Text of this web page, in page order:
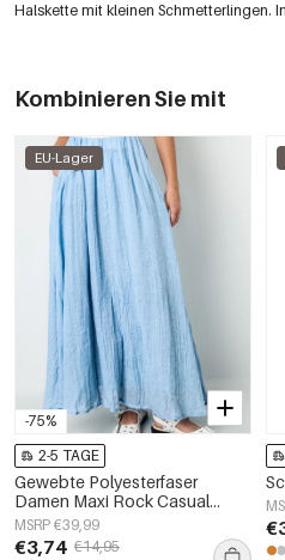
Halskette mit kleinen Schmetterlingen.
Kombinieren Sie mit
-75%
EU-Lager
2-5 TAGE
Gewebte Polyesterfaser
Damen Maxi Rock Casual
Einfarbig
MSRP €39,99
€3,74 €14,95